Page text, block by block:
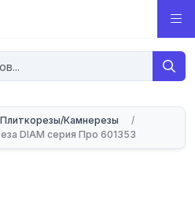
Плиткорезы/Камнерезы
/
DIAM серия Про 601353